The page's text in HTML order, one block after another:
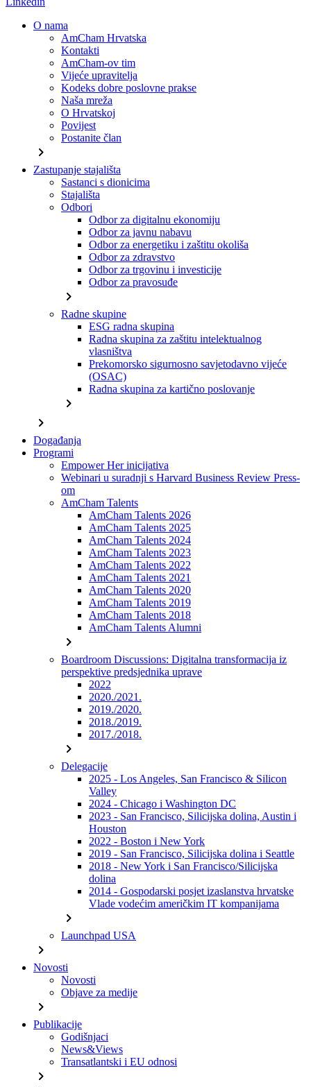
O nama
AmCham Hrvatska
Kontakti
AmCham-ov tim
Vijeće upravitelja
Kodeks dobre poslovne prakse
Naša mreža
O Hrvatskoj
Povijest
Postanite član
chevron_right
Zastupanje stajališta
Sastanci s dionicima
Stajališta
Odbori
Odbor za digitalnu ekonomiju
Odbor za javnu nabavu
Odbor za energetiku i zaštitu okoliša
Odbor za zdravstvo
Odbor za trgovinu i investicije
Odbor za pravosuđe
chevron_right
Radne skupine
ESG radna skupina
Radna skupina za zaštitu intelektualnog
vlasništva
Prekomorsko sigurnosno savjetodavno vijeće
(OSAC)
Radna skupina za kartično poslovanje
chevron_right
chevron_right
Događanja
Programi
Empower Her inicijativa
Webinari u suradnji s Harvard Business Review Press-
om
AmCham Talents
AmCham Talents 2026
AmCham Talents 2025
AmCham Talents 2024
AmCham Talents 2023
AmCham Talents 2022
AmCham Talents 2021
AmCham Talents 2020
AmCham Talents 2019
AmCham Talents 2018
AmCham Talents Alumni
chevron_right
Boardroom Discussions: Digitalna transformacija iz
perspektive predsjednika uprave
2022
2020./2021.
2019./2020.
2018./2019.
2017./2018.
chevron_right
Delegacije
2025 - Los Angeles, San Francisco & Silicon
Valley
2024 - Chicago i Washington DC
2023 - San Francisco, Silicijska dolina, Austin i
Houston
2022 - Boston i New York
2019 - San Francisco, Silicijska dolina i Seattle
2018 - New York i San Francisco/Silicijska
dolina
2014 - Gospodarski posjet izaslanstva hrvatske
Vlade vodećim američkim IT kompanijama
chevron_right
Launchpad USA
chevron_right
Novosti
Novosti
Objave za medije
chevron_right
Publikacije
Godišnjaci
News&Views
Transatlantski i EU odnosi
chevron_right